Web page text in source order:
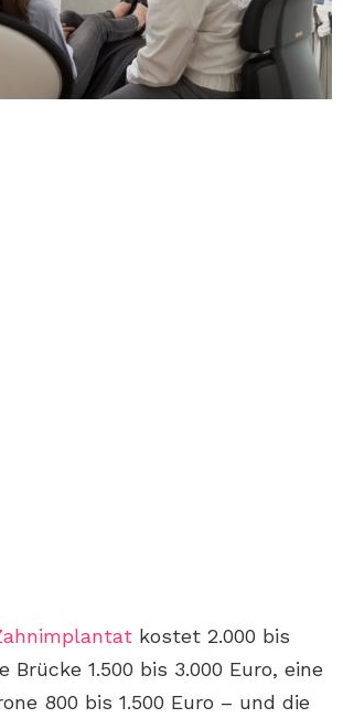
kostet 2.000 bis
Brücke 1.500 bis 3.000 Euro, eine
800 bis 1.500 Euro – und die